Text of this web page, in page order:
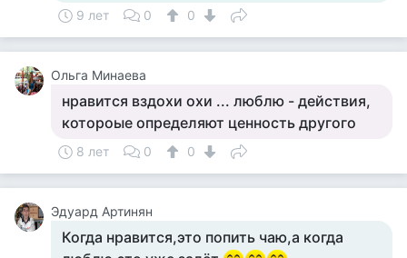
9 лет 0 0
Ольга Минаева
нравится вздохи охи ... люблю - действия,
котороые определяют ценность другого
8 лет 0 0
Эдуард Артинян
Когда нравится,это попить чаю,а когда